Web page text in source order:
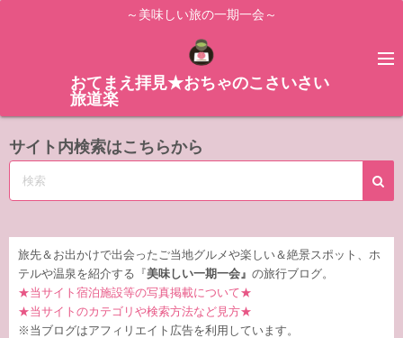
ス
ッ
～美味しい旅の一期一会～
おてまえ拝見★おちゃのこさいさい
旅道楽
サイト内検索はこちらから
旅先＆お出かけで出会ったご当地グルメや楽しい＆絶景スポット、ホ
テルや温泉を紹介する『 美味しい一期一会』 の旅行ブログ。
★当サイト宿泊施設等の写真掲載について★
★当サイトのカテゴリや検索方法など見方★
※当ブログはアフィリエイト広告を利用しています。